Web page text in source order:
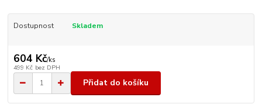
Dostupnost Skladem
604 Kč/ks
499 Kč bez DPH
Přidat do košíku